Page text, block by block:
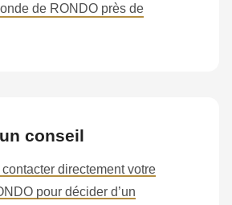
de RONDO près de
conseil
contacter directement votre
pour décider d’un